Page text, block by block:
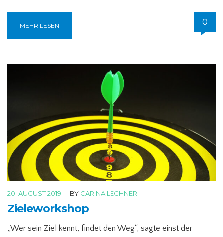
MEHR LESEN 0
20. AUGUST 2019 | BY CARINA LECHNER
Zieleworkshop
„Wer sein Ziel kennt, findet den Weg“, sagte einst der